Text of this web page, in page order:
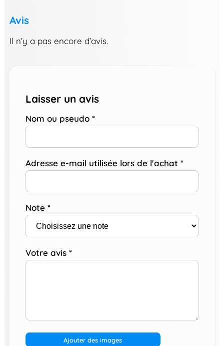
Avis
Il n’y a pas encore d’avis.
Laisser un avis
Nom ou pseudo *
Adresse e-mail utilisée lors de l'achat *
Note *
Votre avis *
Ajouter des images